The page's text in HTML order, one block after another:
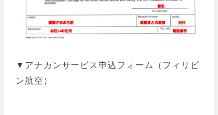
▼アナカンサービス申込フォーム（フィリピ
ン航空）